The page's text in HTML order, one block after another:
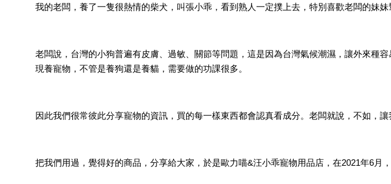
我的老闆，養了一隻很熱情的柴犬，叫張小乖，看到熟人一定撲上去，特別喜歡老闆的妹
老闆說，台灣的小狗普遍有皮膚、過敏、關節等問題，這是因為台灣氣候潮濕，讓外來種
現養寵物，不管是養狗還是養貓，需要做的功課很多。
因此我們很常彼此分享寵物的資訊，買的每一樣東西都會認真看成分。老闆就說，不如，
把我們用過，覺得好的商品，分享給大家，於是歐力喵&汪小乖寵物用品店，在2021年6月，